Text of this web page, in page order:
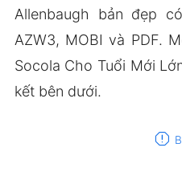
Allenbaugh bản đẹp
AZW3, MOBI và PDF.
Socola Cho Tuổi Mới
kết bên dưới.
report